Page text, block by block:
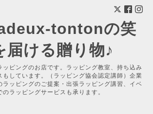
tontonの笑
届ける贈り物♪
ッピングのお店です。ラッピング教室、持ち込み
もしています。（ラッピング協会認定講師）企業
ラッピングのご提案・出張ラッピング講習、イベ
のラッピングサービスも承ります。